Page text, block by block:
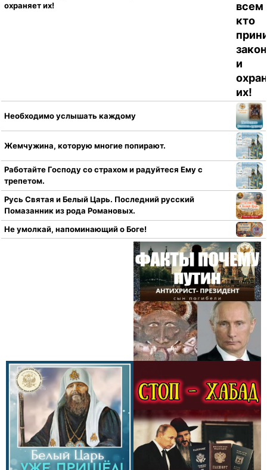
охраняет их!
Необходимо услышать каждому
Жемчужина, которую многие попирают.
Работайте Господу со страхом и радуйтеся Ему с
трепетом.
Русь Святая и Белый Царь. Последний русский
Помазанник из рода Романовых.
Не умолкай, напоминающий о Боге!